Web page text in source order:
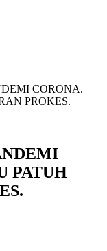
CORONA.
PROKES.
PATUH